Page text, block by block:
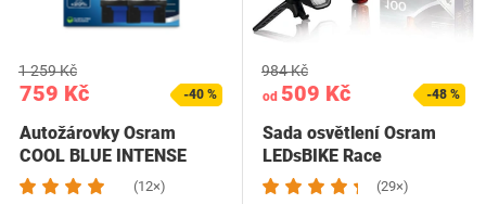
759 Kč
1 259 Kč
-40 %
Autožárovky Osram
COOL BLUE INTENSE
(12×)
od 509 Kč
984 Kč
-48 %
Sada osvětlení Osram
LEDsBIKE Race
(29×)